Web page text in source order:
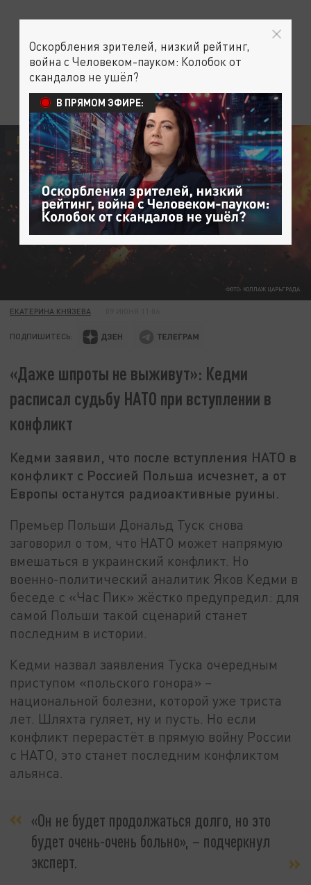
ФОТО: КОЛЛАЖ ЦАРЬГРАДА.
ПОЛИТИКА
ЕКАТЕРИНА КНЯЗЕВА
ПОДПИШИТЕСЬ:
«Даже шпроты не выживут»: Кедми
расписал судьбу НАТО при вступлении в
конфликт
Кедми заявил, что после вступления НАТО в
конфликт с Россией Польша исчезнет, а от
Европы останутся радиоактивные руины.
Премьер Польши Дональд Туск снова
заговорил о том, что НАТО может напрямую
вмешаться в украинский конфликт. Но
военно-политический аналитик Яков Кедми в
беседе с «Час Пик» жёстко предупредил: для
самой Польши такой сценарий станет
последним в истории.
Кедми назвал заявления Туска очередным
приступом «польского гонора» –
национальной болезни, которой уже триста
лет. Шляхта гуляет, ну и пусть. Но если
конфликт перерастёт в прямую войну России
с НАТО, это станет последним конфликтом
альянса.
«Он не будет продолжаться долго, но это
будет очень-очень больно», – подчеркнул
эксперт.
Оскорбления зрителей, низкий рейтинг,
война с Человеком-пауком: Колобок от
скандалов не ушёл?
В ПРЯМОМ ЭФИРЕ: